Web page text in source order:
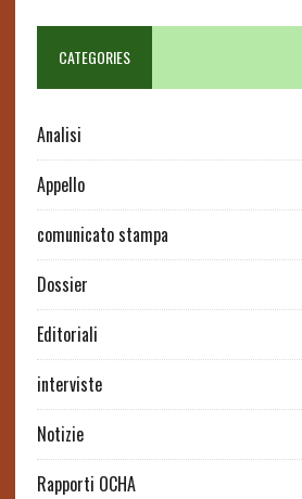
CATEGORIES
Analisi
Appello
comunicato stampa
Dossier
Editoriali
interviste
Notizie
Rapporti OCHA